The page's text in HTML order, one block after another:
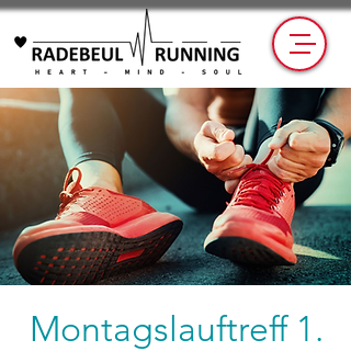
Montagslauftreff 1.